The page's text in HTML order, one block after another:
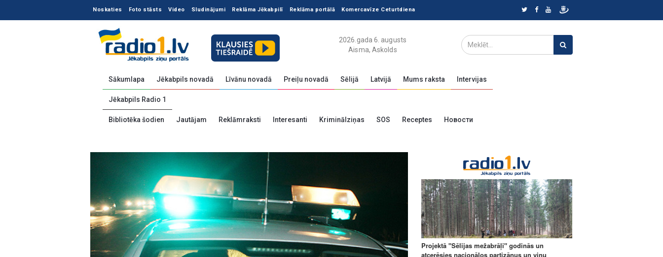
Noskaties Foto stāsts Video Sludinājumi Reklāma Jēkabpilī Reklāma portālā Komercavīze Ceturtdiena
2026.gada 6. augusts
Aisma, Askolds
Sākumlapa Jēkabpils novadā Līvānu novadā Preiļu novadā Sēlijā Latvijā Mums raksta Intervijas
Jēkabpils Radio 1
Bibliotēka šodien Jautājam Reklāmraksti Interesanti Kriminālziņas SOS Receptes Новости